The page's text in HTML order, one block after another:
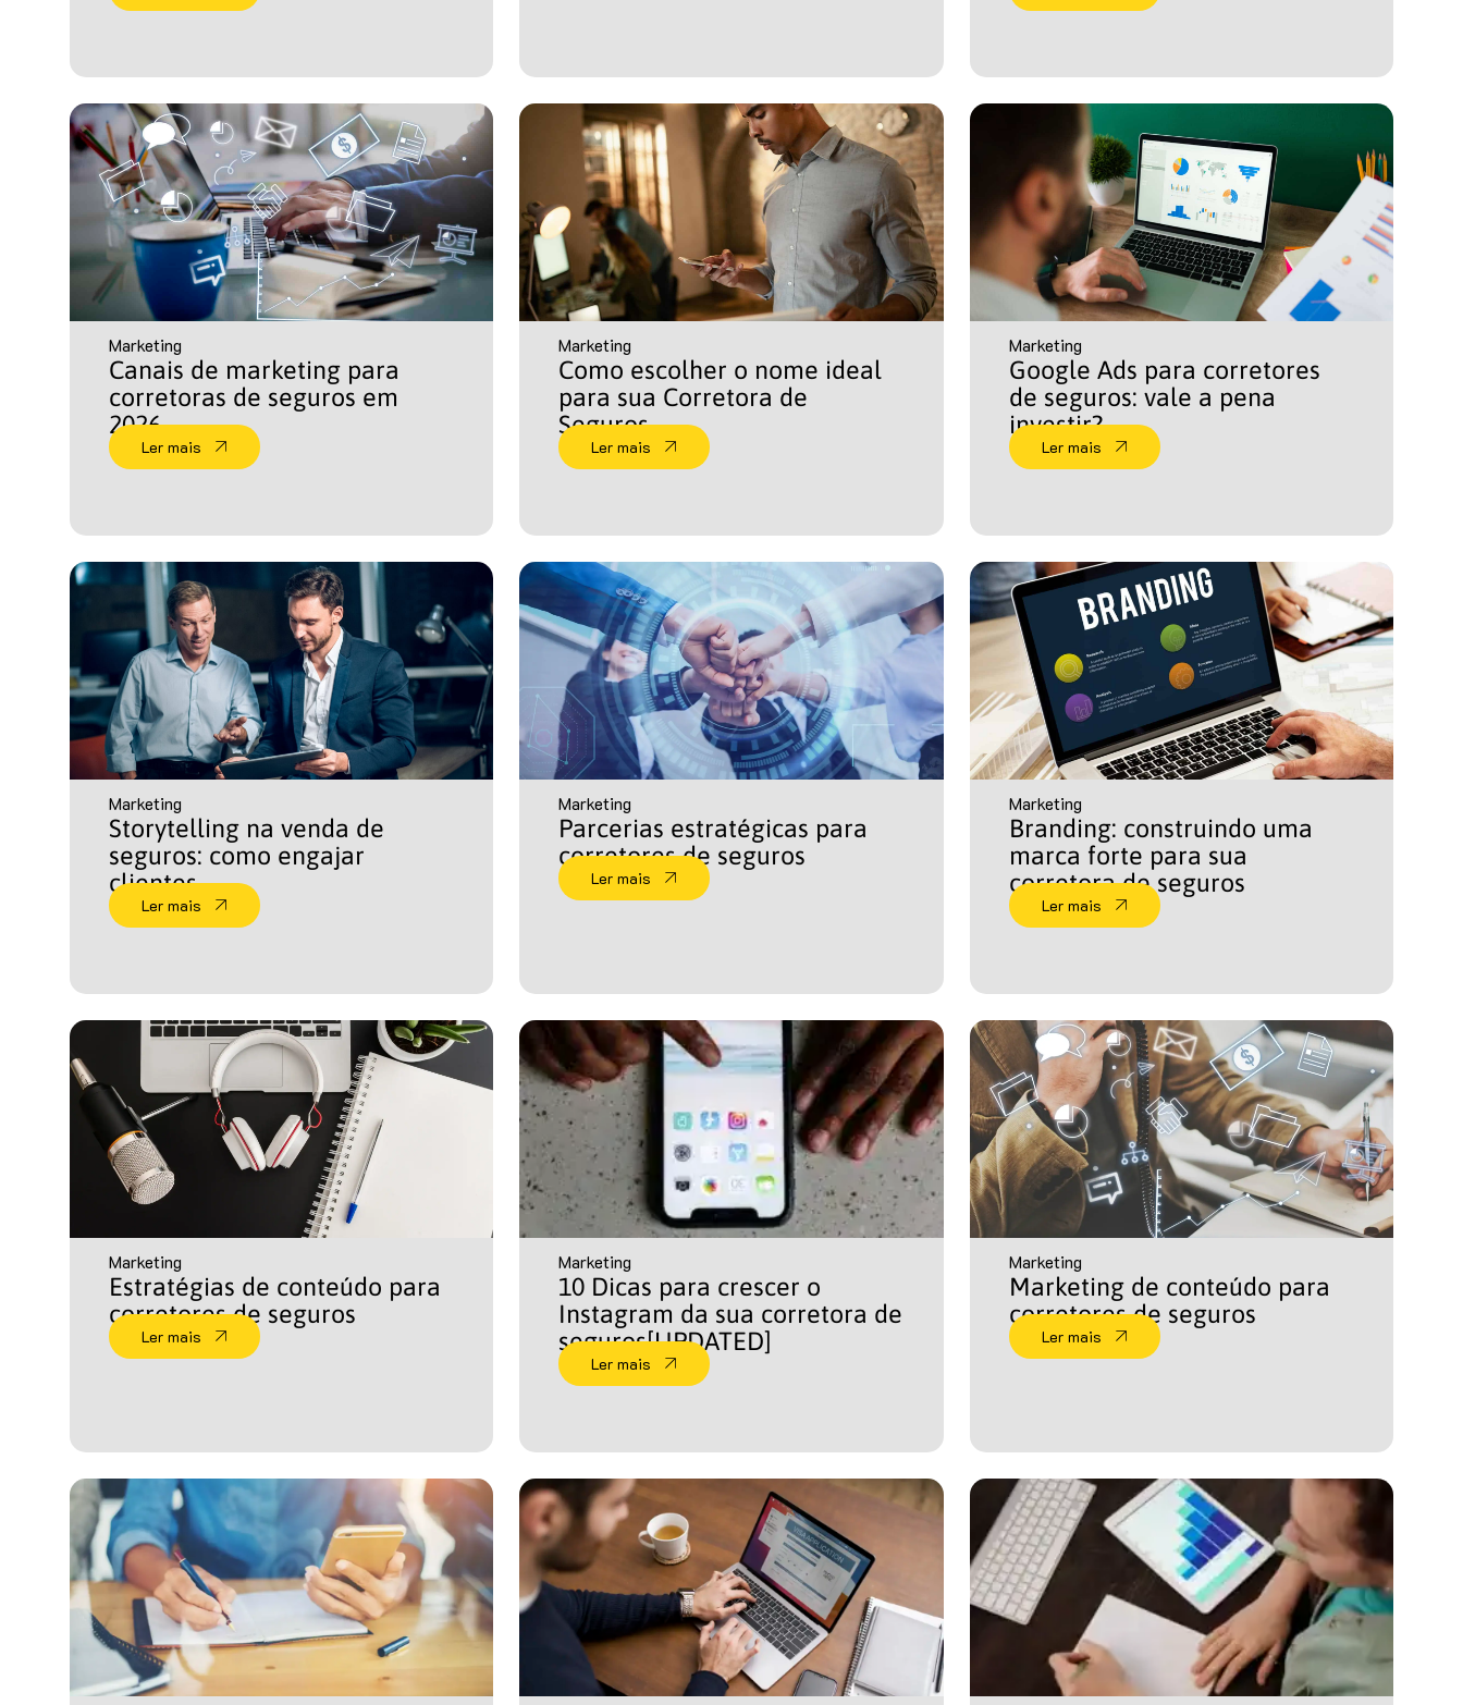
Marketing
Canais de marketing para
corretoras de seguros em
2026
Ler mais
Marketing
Como escolher o nome ideal
para sua Corretora de
Seguros
Ler mais
Marketing
Google Ads para corretores
de seguros: vale a pena
investir?
Ler mais
Marketing
Storytelling na venda de
seguros: como engajar
clientes
Ler mais
Marketing
Parcerias estratégicas para
corretores de seguros
Ler mais
Marketing
Branding: construindo uma
marca forte para sua
corretora de seguros
Ler mais
Marketing
Estratégias de conteúdo para
corretores de seguros
Ler mais
Marketing
10 Dicas para crescer o
Instagram da sua corretora de
seguros[UPDATED]
Ler mais
Marketing
Marketing de conteúdo para
corretores de seguros
Ler mais